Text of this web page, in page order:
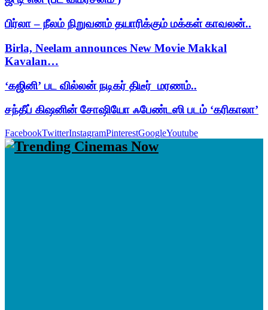
பிர்லா – நீலம் நிறுவனம் தயாரிக்கும் மக்கள் காவலன்..
Birla, Neelam announces New Movie Makkal
Kavalan…
‘கஜினி’ பட வில்லன் நடிகர் திடீர் மரணம்..
சந்தீப் கிஷனின் சோஷியோ ஃபேண்டஸி படம் ‘கரிகாலா’
FacebookTwitterInstagramPinterestGoogleYoutube